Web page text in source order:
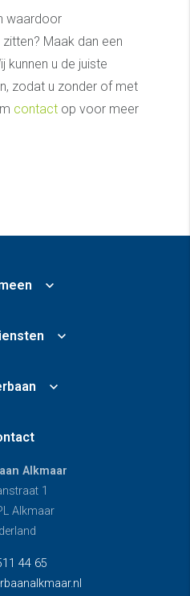
waardoor
Maak dan een
kunnen u de juiste
zodat u zonder of met
contact op voor meer
Alkmaar
1
Alkmaar
44 65